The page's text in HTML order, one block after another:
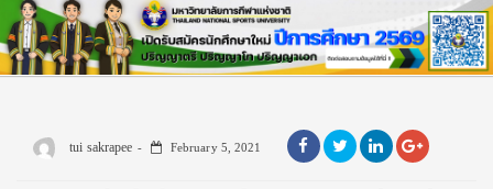
tui sakrapee February 5, 2021